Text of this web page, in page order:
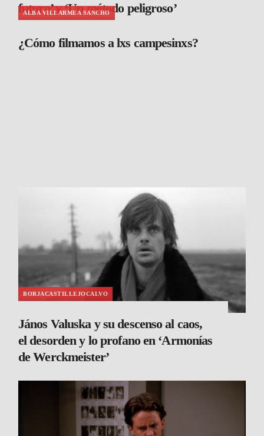
futuro’ y ‘Un método peligroso’
ALBA VILLARMEA SANCHO
¿Cómo filmamos a lxs campesinxs?
BORJACASTILLEJOCALVO
János Valuska y su descenso al caos,
el desorden y lo profano en ‘Armonías
de Werckmeister’